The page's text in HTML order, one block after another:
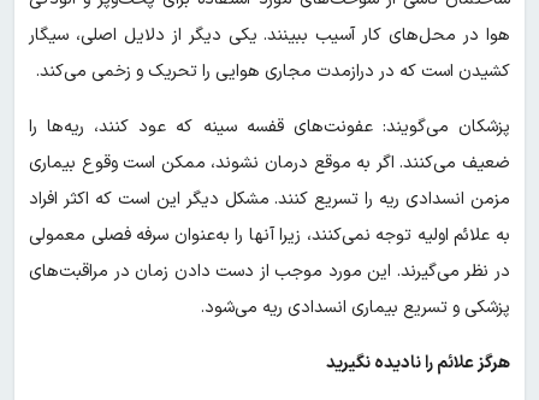
هوا در محل‌های کار آسیب ببینند. یکی دیگر از دلایل اصلی، سیگار
کشیدن است که در درازمدت مجاری هوایی را تحریک و زخمی می‌کند.
پزشکان می‌گویند: عفونت‌های قفسه سینه که عود کنند، ریه‌ها را
ضعیف می‌کنند. اگر به موقع درمان نشوند، ممکن است وقوع بیماری
مزمن انسدادی ریه را تسریع کنند. مشکل دیگر این است که اکثر افراد
به علائم اولیه توجه نمی‌کنند، زیرا آنها را به‌عنوان سرفه فصلی معمولی
در نظر می‌گیرند. این مورد موجب از دست دادن زمان در مراقبت‌های
پزشکی و تسریع بیماری انسدادی ریه می‌شود.
هرگز علائم را نادیده نگیرید